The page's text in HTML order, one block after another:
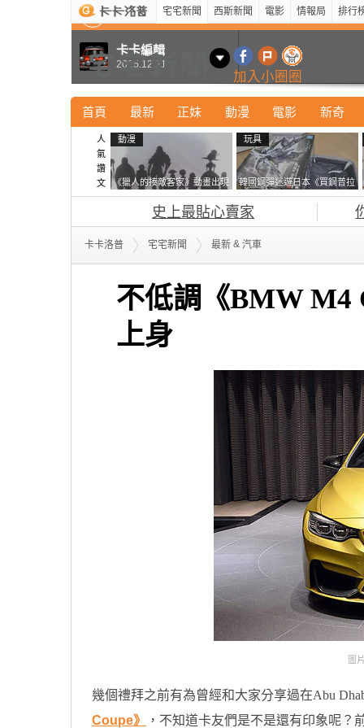
宅宅新聞 西斯新聞 電影 情報局 排行
加入小圈圈
首頁 最新 正妹 動漫 電影 新奇
人
氣
讚
文
動漫
《獵人的揍敵客家》動畫出現
的這個剪影是誰？你是不是忘
記還有這號人物了
玩具
韓國鋼彈迷遊日本《買鋼普拉
塞不進行李箱》網友們集思廣
益提供解方了……
史上最貼心賣家
卡卡洛普 宅宅新聞 最新 & 汽車
不低調《BMW M4
上身
最新 新奇 正妹 寵物 型男 Kuso 科技
卡卡編輯
2015.12.21
圖
幾個禮拜之前有為曾經和大家分享過在Abu
Coupe》
，不知道卡友們是不是還有印象呢